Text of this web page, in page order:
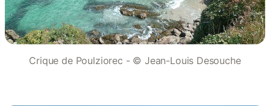
Crique de Poulziorec - © Jean-Louis Desouche